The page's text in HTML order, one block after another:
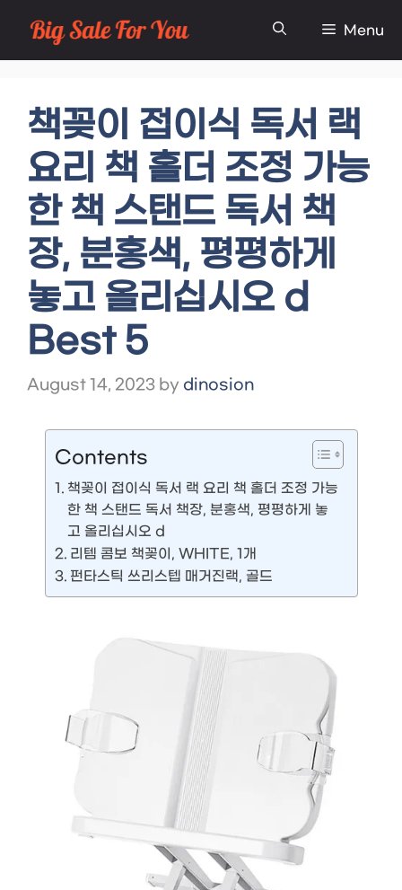
Skip
to
Menu
책꽂이 접이식 독서 랙
요리 책 홀더 조정 가능
한 책 스탠드 독서 책
장, 분홍색, 평평하게
놓고 올리십시오 d
Best 5
August 14, 2023 by dinosion
Contents
책꽂이 접이식 독서 랙 요리 책 홀더 조정 가능
한 책 스탠드 독서 책장, 분홍색, 평평하게 놓
고 올리십시오 d
리템 콤보 책꽂이, WHITE, 1개
펀타스틱 쓰리스텝 매거진랙, 골드